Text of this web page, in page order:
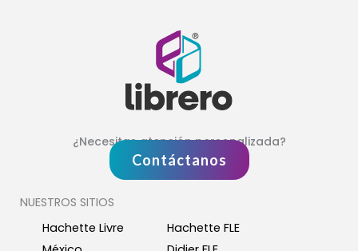
¿Necesitas atención personalizada?
Contáctanos
NUESTROS SITIOS
Hachette Livre
Hachette FLE